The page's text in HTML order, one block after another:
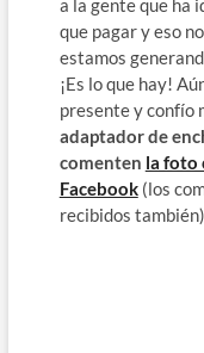
a la gente que ha
que pagar y eso
estamos
¡Es lo que hay!
presente y confío
adaptador de
comenten la foto
Facebook (los
recibidos